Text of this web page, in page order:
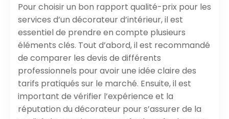
Pour choisir un bon rapport qualité-prix pour les
services d’un décorateur d’intérieur, il est
essentiel de prendre en compte plusieurs
éléments clés. Tout d’abord, il est recommandé
de comparer les devis de différents
professionnels pour avoir une idée claire des
tarifs pratiqués sur le marché. Ensuite, il est
important de vérifier l’expérience et la
réputation du décorateur pour s’assurer de la